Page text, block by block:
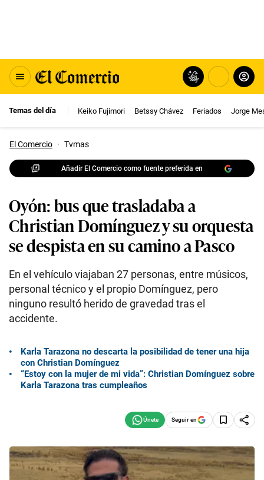
Temas del día Keiko Fujimori Betssy Chávez Feriados Jorge
El Comercio · Tvmas
Añadir El Comercio como fuente preferida en
Oyón: bus que trasladaba a
Christian Domínguez y su orquesta
se despista en su camino a Pasco
En el vehículo viajaban 27 personas, entre músicos,
personal técnico y el propio Domínguez, pero
ninguno resultó herido de gravedad tras el
accidente.
Karla Tarazona no descarta la posibilidad de tener una hija
con Christian Domínguez
“Estoy con la mujer de mi vida”: Christian Domínguez sobre
Karla Tarazona tras cumpleaños
Seguir en